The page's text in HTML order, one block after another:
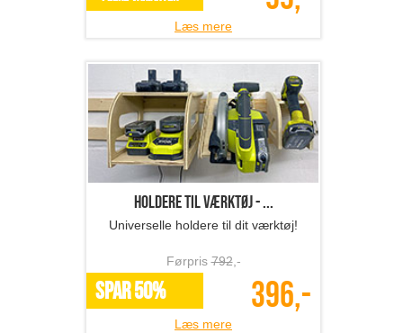
Læs mere
Holdere til værktøj - ...
Universelle holdere til dit værktøj!
Førpris792,-
SPAR 50% 396,-
Læs mere